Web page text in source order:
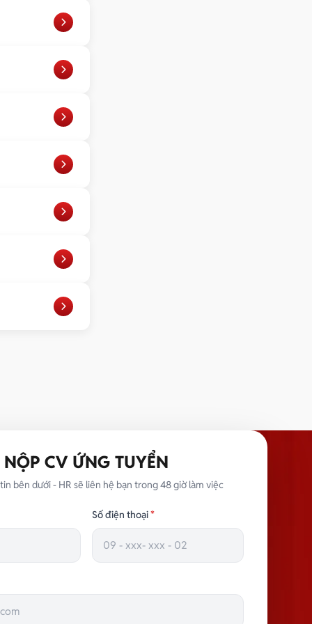
NỘP CV ỨNG TUYỂN
bên dưới - HR sẽ liên hệ bạn trong 48 giờ làm việc
Số điện thoại*